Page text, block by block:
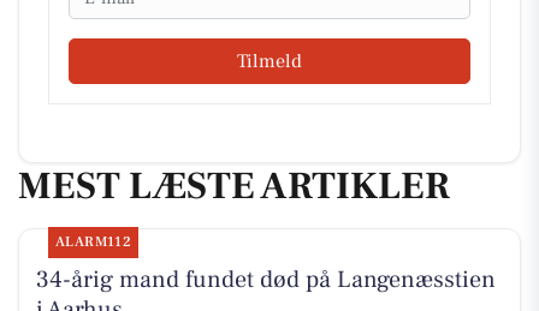
Tilmeld
MEST LÆSTE ARTIKLER
ALARM112
34-årig mand fundet død på Langenæsstien